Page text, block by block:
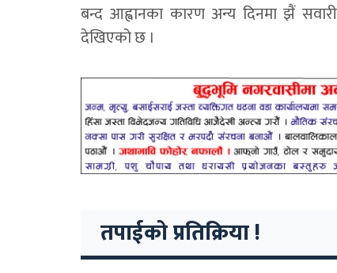
बन्द आह्वानका कारण अन्य दिनमा झैं
देखिएको छ ।
तपाईको प्रतिक्रिया !